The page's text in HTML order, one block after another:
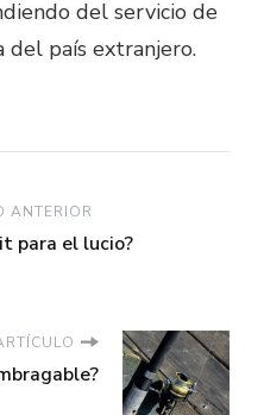
del servicio de
del país extranjero.
ANTERIOR
para el lucio?